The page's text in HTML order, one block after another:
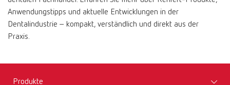
Anwendungstipps und aktuelle Entwicklungen in der
Dentalindustrie – kompakt, verständlich und direkt aus der
Praxis.
Produkte